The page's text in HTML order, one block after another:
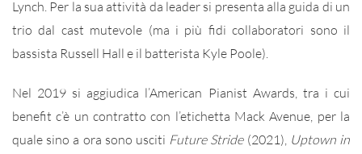
Lynch. Per la sua attività da leader si presenta alla guida di un
trio dal cast mutevole (ma i più fidi collaboratori sono il
bassista Russell Hall e il batterista Kyle Poole).
Nel 2019 si aggiudica l’American Pianist Awards, tra i cui
benefit c’è un contratto con l’etichetta Mack Avenue, per la
quale sino a ora sono usciti Future Stride(2021), Uptown in